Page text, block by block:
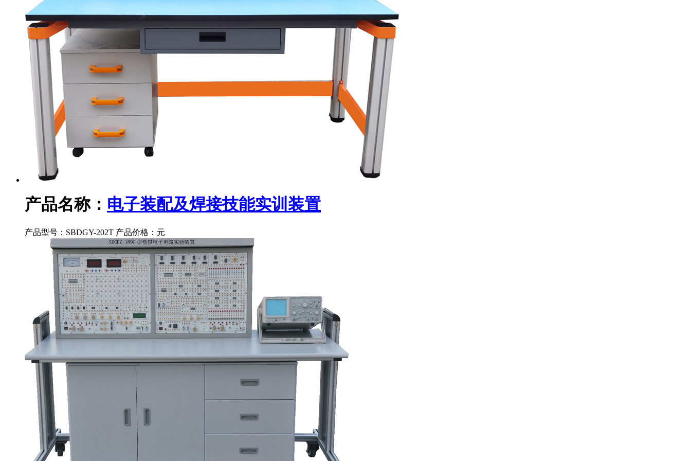
产品名称： 电子装配及焊接技能实训装置
产品型号：SBDGY-202T 产品价格： 元